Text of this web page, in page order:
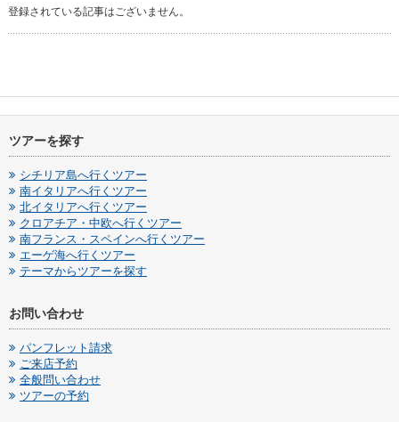
登録されている記事はございません。
ツアーを探す
シチリア島へ行くツアー
南イタリアへ行くツアー
北イタリアへ行くツアー
クロアチア・中欧へ行くツアー
南フランス・スペインへ行くツアー
エーゲ海へ行くツアー
テーマからツアーを探す
お問い合わせ
パンフレット請求
ご来店予約
全般問い合わせ
ツアーの予約